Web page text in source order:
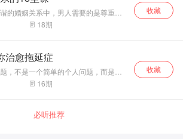
脱束缚 助你收获尘世的成功，同时拥
灵"
的婚姻关系中，男人需要的是尊重，
的是爱。“他到底爱我吗？”这个亘古不
是萦绕在每位女性的心间，爱情既充
述了在面对需要“斗
经营的婚姻时，夫妻双方应该如何应对
的各种问题，例如婆媳关系的问题、
出现疲态，怎么做才能“不忘初心”？以
的建议，任何一段婚姻都需要倾注心力
18期
收藏
治愈拖延症
，不是一个简单的个人问题，而是一
社会性问题，它混杂着基因设置、社
业因素、阶层划分、社交恐惧、亲密
极强、深度融合科学理性和生命美学的
。此门课程主讲者丁小云经过 5 年深入
16期
收藏
必听推荐